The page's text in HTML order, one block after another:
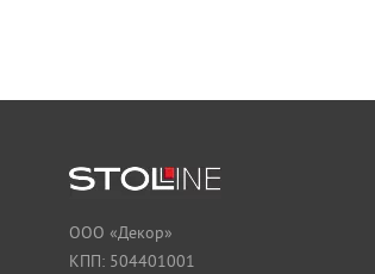
ООО «Декор»
КПП: 504401001